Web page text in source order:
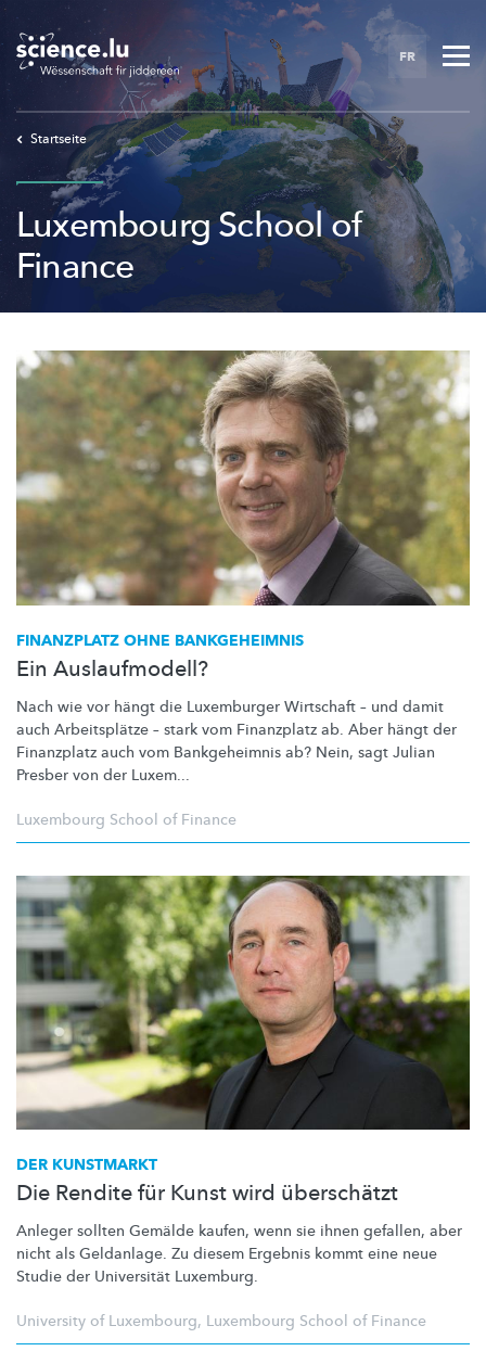
Skip
to
main
content
FR
Startseite
Luxembourg School of
Finance
FINANZPLATZ OHNE BANKGEHEIMNIS
Ein Auslaufmodell?
Nach wie vor hängt die Luxemburger Wirtschaft – und damit
auch Arbeitsplätze – stark vom Finanzplatz ab. Aber hängt der
Finanzplatz auch vom Bankgeheimnis ab? Nein, sagt Julian
Presber von der Luxem...
Luxembourg School of Finance
DER KUNSTMARKT
Die Rendite für Kunst wird überschätzt
Anleger sollten Gemälde kaufen, wenn sie ihnen gefallen, aber
nicht als Geldanlage. Zu diesem Ergebnis kommt eine neue
Studie der Universität Luxemburg.
University of Luxembourg, Luxembourg School of Finance